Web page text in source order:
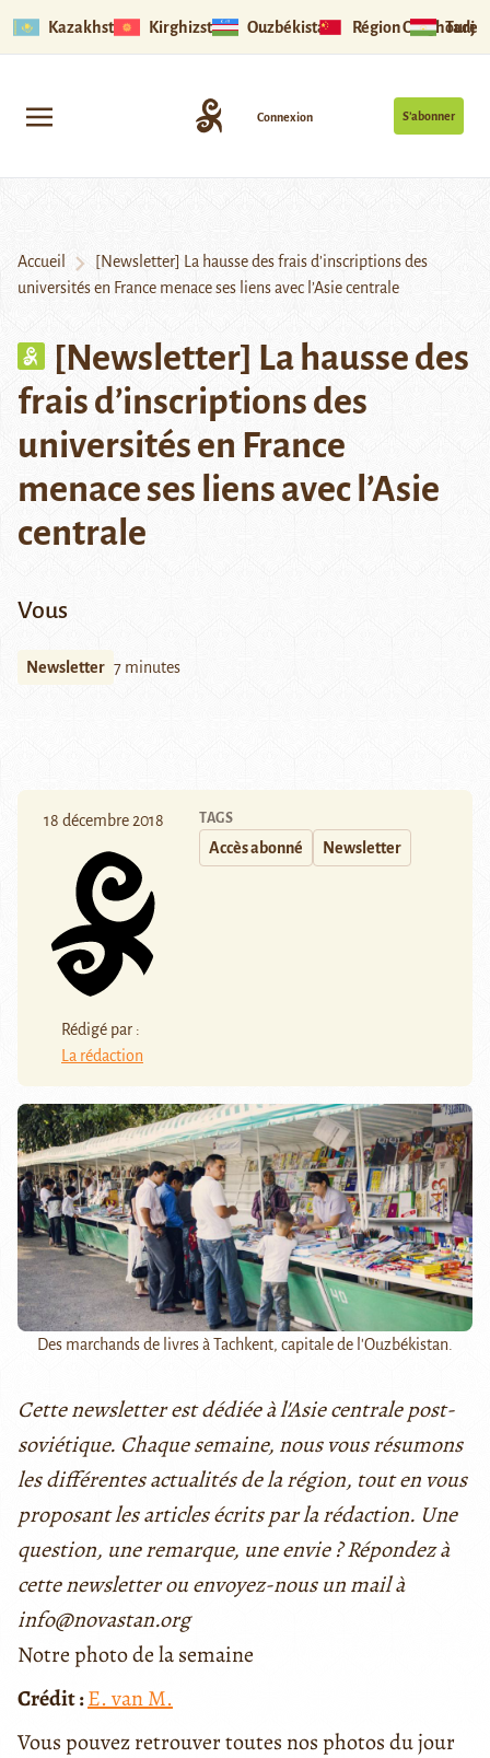
Kazakhstan Kirghizstan Ouzbékistan Région Ouïghoure
S’abonner
Connexion
Accueil
[Newsletter] La hausse des frais d’inscriptions des
universités en France menace ses liens avec l’Asie centrale
[Newsletter] La hausse des
frais d’inscriptions des
universités en France
menace ses liens avec l’Asie
centrale
Vous
Newsletter 7 minutes
18 décembre 2018
Rédigé par :
La rédaction
TAGS
Accès abonné Newsletter
Des marchands de livres à Tachkent, capitale de l'Ouzbékistan.
Cette newsletter est dédiée à l'Asie centrale post-
soviétique. Chaque semaine, nous vous résumons
les différentes actualités de la région, tout en vous
proposant les articles écrits par la rédaction. Une
question, une remarque, une envie ? Répondez à
cette newsletter ou envoyez-nous un mail à
info@novastan.org
Notre photo de la semaine
Crédit :E. van M.
Vous pouvez retrouver toutes nos photos du jour